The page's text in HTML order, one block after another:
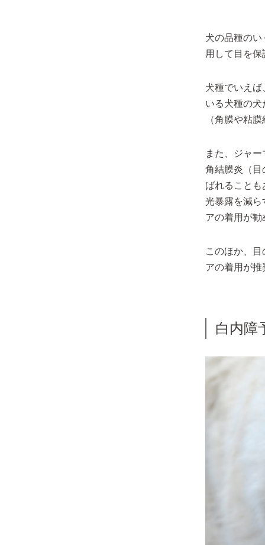
犬の品種の
用して目を
犬種でいえ
いる犬種の
（角膜や粘
また、ジャ
角結膜炎（目
ばれること
光暴露を減ら
アの着用が
このほか、
アの着用が
白内障